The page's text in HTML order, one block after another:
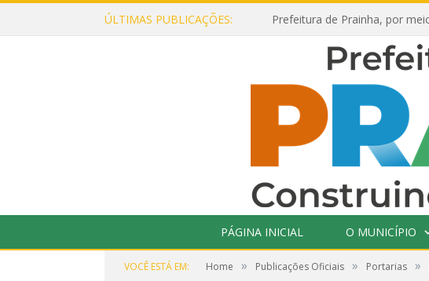
ÚLTIMAS PUBLICAÇÕES:
PÁGINA INICIAL O MUNICÍPIO
VOCÊ ESTÁ EM: Home » Publicações Oficiais » Portarias »